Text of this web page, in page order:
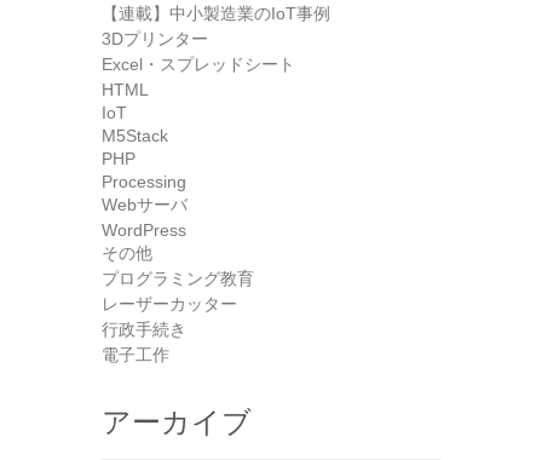
【連載】中小製造業のIoT事例
3Dプリンター
Excel・スプレッドシート
HTML
IoT
M5Stack
PHP
Processing
Webサーバ
WordPress
その他
プログラミング教育
レーザーカッター
行政手続き
電子工作
アーカイブ